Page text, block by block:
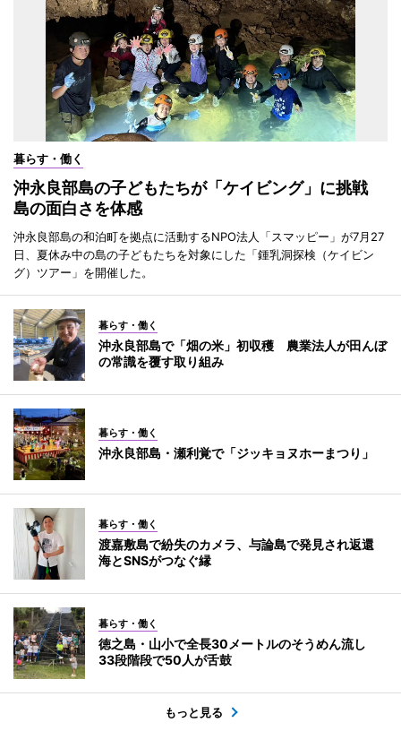
暮らす・働く
沖永良部島の子どもたちが「ケイビング」に挑戦
島の面白さを体感
沖永良部島の和泊町を拠点に活動するNPO法人「スマッピー」が7月27
日、夏休み中の島の子どもたちを対象にした「鍾乳洞探検（ケイビン
グ）ツアー」を開催した。
暮らす・働く
沖永良部島で「畑の米」初収穫 農業法人が田んぼ
の常識を覆す取り組み
暮らす・働く
沖永良部島・瀬利覚で「ジッキョヌホーまつり」
暮らす・働く
渡嘉敷島で紛失のカメラ、与論島で発見され返還
海とSNSがつなぐ縁
暮らす・働く
徳之島・山小で全長30メートルのそうめん流し
33段階段で50人が舌鼓
もっと見る